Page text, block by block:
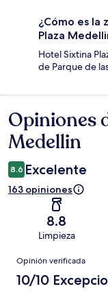
¿Cómo es la
Plaza
Hotel Sixtina
de Parque de
Opiniones
Opiniones
Medellin
8.6 Excelente
163 opiniones
8.8
Limpieza
Opiniones
Opinión verificada
10/10